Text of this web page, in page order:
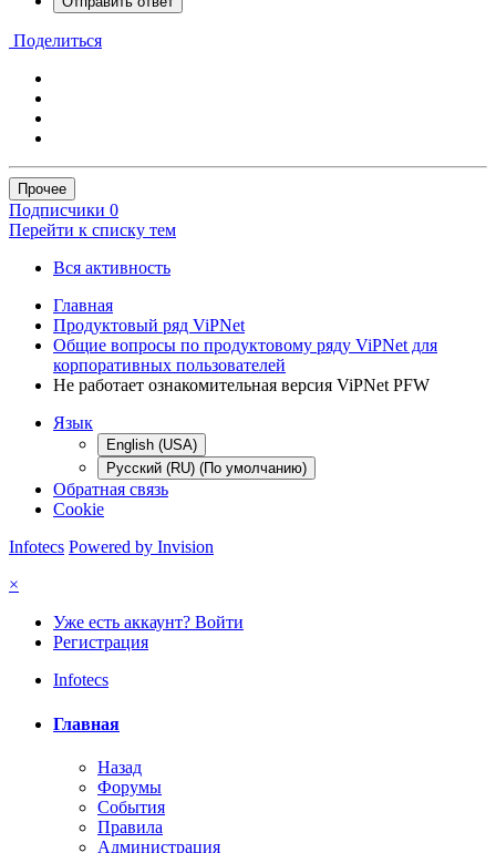
Поделиться
Прочее
Подписчики 0
Перейти к списку тем
Вся активность
Главная
Продуктовый ряд ViPNet
Общие вопросы по продуктовому ряду ViPNet для
корпоративных пользователей
Не работает ознакомительная версия ViPNet PFW
Язык
English (USA)
Русский (RU) (По умолчанию)
Обратная связь
Cookie
Infotecs Powered by Invision
×
Уже есть аккаунт? Войти
Регистрация
Infotecs
Главная
Назад
Форумы
События
Правила
Администрация